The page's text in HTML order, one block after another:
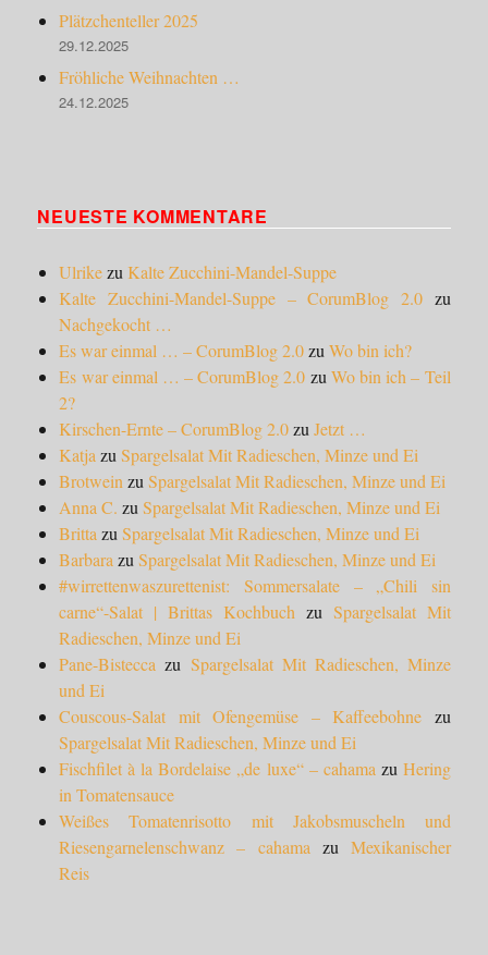
Plätzchenteller 2025
29.12.2025
Fröhliche Weihnachten …
24.12.2025
NEUESTE KOMMENTARE
UlrikezuKalte Zucchini-Mandel-Suppe
Kalte Zucchini-Mandel-Suppe – CorumBlog 2.0zu
Nachgekocht …
Es war einmal … – CorumBlog 2.0zuWo bin ich?
Es war einmal … – CorumBlog 2.0 zu Wo bin ich – Teil
2?
Kirschen-Ernte – CorumBlog 2.0zuJetzt …
Katja zuSpargelsalat Mit Radieschen, Minze und Ei
Brotwein zuSpargelsalat Mit Radieschen, Minze und Ei
Anna C. zuSpargelsalat Mit Radieschen, Minze und Ei
Britta zuSpargelsalat Mit Radieschen, Minze und Ei
Barbara zuSpargelsalat Mit Radieschen, Minze und Ei
#wirrettenwaszurettenist: Sommersalate – „Chili sin
carne“-Salat | Brittas Kochbuch zu Spargelsalat Mit
Radieschen, Minze und Ei
Pane-Bistecca zu Spargelsalat Mit Radieschen, Minze
und Ei
Couscous-Salat mit Ofengemüse – Kaffeebohne zu
Spargelsalat Mit Radieschen, Minze und Ei
Fischfilet à la Bordelaise „de luxe“ – cahama zu Hering
in Tomatensauce
Weißes Tomatenrisotto mit Jakobsmuscheln und
Riesengarnelenschwanz – cahama zu Mexikanischer
Reis